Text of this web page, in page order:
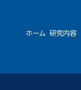
ホーム 研究内容